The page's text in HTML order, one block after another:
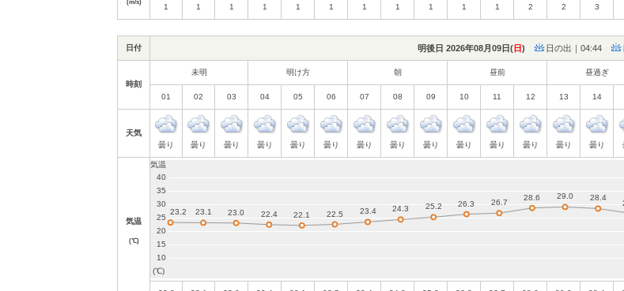
(m/s)
1 1 1 1 1 1 1 1 1 1 1 2 2 3
日付 明後日 2026年08月09日(日) 日の出｜04:44
時刻
未明 明け方 朝 昼前 昼過ぎ
01 02 03 04 05 06 07 08 09 10 11 12 13 14
天気
曇り
曇り 曇り 曇り 曇り 曇り 曇り 曇り 曇り 曇り 曇り 曇り 曇り 曇り
気温
(℃)